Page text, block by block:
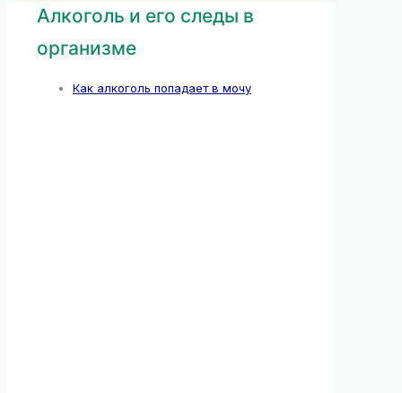
Алкоголь и его следы в
организме
Как алкоголь попадает в мочу